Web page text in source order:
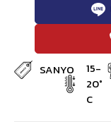
SANYO
15-
20°
C